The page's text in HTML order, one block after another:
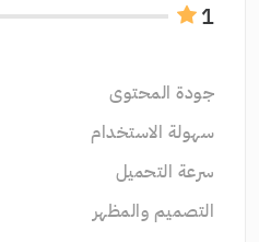
1
جودة المحتوى
سهولة الاستخدام
سرعة التحميل
التصميم والمظهر